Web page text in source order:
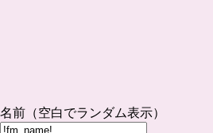
名前（空白でランダム表示）